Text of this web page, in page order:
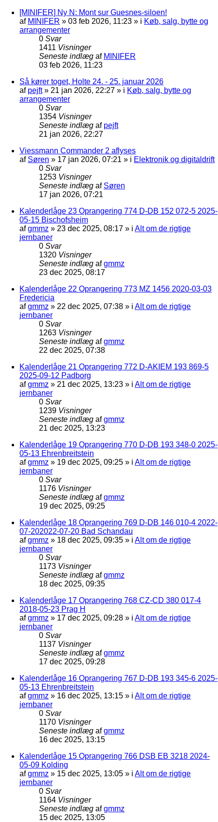
[MINIFER] Ny N: Mont sur Guesnes-siloen!
af MINIFER » 03 feb 2026, 11:23 » i Køb, salg, bytte og
arrangementer
0 Svar
1411 Visninger
Seneste indlæg af MINIFER
03 feb 2026, 11:23
Så kører toget, Holte 24. - 25. januar 2026
af pejft» 21 jan 2026, 22:27 » i Køb, salg, bytte og
arrangementer
0 Svar
1354 Visninger
Seneste indlæg af pejft
21 jan 2026, 22:27
Viessmann Commander 2 aflyses
af Søren » 17 jan 2026, 07:21 » i Elektronik og digitaldrift
0 Svar
1253 Visninger
Seneste indlæg af Søren
17 jan 2026, 07:21
Kalenderlåge 23 Oprangering 774 D-DB 152 072-5 2025-
05-15 Bischofsheim
afgmmz » 23 dec 2025, 08:17 » i Alt om de rigtige
jernbaner
0 Svar
1320 Visninger
Seneste indlæg afgmmz
23 dec 2025, 08:17
Kalenderlåge 22 Oprangering 773 MZ 1456 2020-03-03
Fredericia
afgmmz » 22 dec 2025, 07:38 » i Alt om de rigtige
jernbaner
0 Svar
1263 Visninger
Seneste indlæg afgmmz
22 dec 2025, 07:38
Kalenderlåge 21 Oprangering 772 D-AKIEM 193 869-5
2025-09-12 Padborg
afgmmz » 21 dec 2025, 13:23 » i Alt om de rigtige
jernbaner
0 Svar
1239 Visninger
Seneste indlæg afgmmz
21 dec 2025, 13:23
Kalenderlåge 19 Oprangering 770 D-DB 193 348-0 2025-
05-13 Ehrenbreitstein
afgmmz » 19 dec 2025, 09:25 » i Alt om de rigtige
jernbaner
0 Svar
1176 Visninger
Seneste indlæg afgmmz
19 dec 2025, 09:25
Kalenderlåge 18 Oprangering 769 D-DB 146 010-4 2022-
07-202022-07-20 Bad Schandau
afgmmz » 18 dec 2025, 09:35 » i Alt om de rigtige
jernbaner
0 Svar
1173 Visninger
Seneste indlæg afgmmz
18 dec 2025, 09:35
Kalenderlåge 17 Oprangering 768 CZ-CD 380 017-4
2018-05-23 Prag H
afgmmz » 17 dec 2025, 09:28 » i Alt om de rigtige
jernbaner
0 Svar
1137 Visninger
Seneste indlæg afgmmz
17 dec 2025, 09:28
Kalenderlåge 16 Oprangering 767 D-DB 193 345-6 2025-
05-13 Ehrenbreitstein
afgmmz » 16 dec 2025, 13:15 » i Alt om de rigtige
jernbaner
0 Svar
1170 Visninger
Seneste indlæg afgmmz
16 dec 2025, 13:15
Kalenderlåge 15 Oprangering 766 DSB EB 3218 2024-
05-09 Kolding
afgmmz » 15 dec 2025, 13:05 » i Alt om de rigtige
jernbaner
0 Svar
1164 Visninger
Seneste indlæg afgmmz
15 dec 2025, 13:05